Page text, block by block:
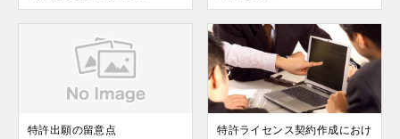
特許出願の留意点
特許ライセンス契約作成におけ